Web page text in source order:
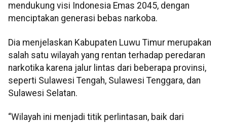
mendukung visi Indonesia Emas 2045, dengan
menciptakan generasi bebas narkoba.
Dia menjelaskan Kabupaten Luwu Timur merupakan
salah satu wilayah yang rentan terhadap peredaran
narkotika karena jalur lintas dari beberapa provinsi,
seperti Sulawesi Tengah, Sulawesi Tenggara, dan
Sulawesi Selatan.
“Wilayah ini menjadi titik perlintasan, baik dari